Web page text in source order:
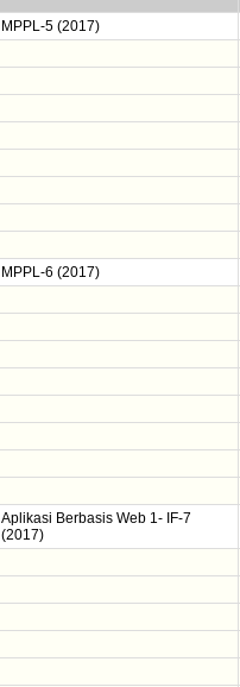
MPPL-5 (2017)
MPPL-6 (2017)
Aplikasi Berbasis Web 1- IF-7
(2017)